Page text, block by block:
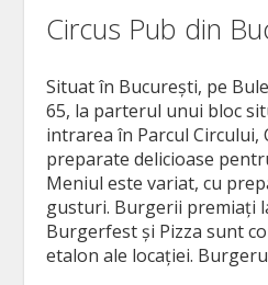
Circus Pub din
Situat în București, pe
65, la parterul unui bloc
intrarea în Parcul Circului,
preparate delicioase
Meniul este variat, cu
gusturi. Burgerii premiați
Burgerfest și Pizza sunt
etalon ale locației.